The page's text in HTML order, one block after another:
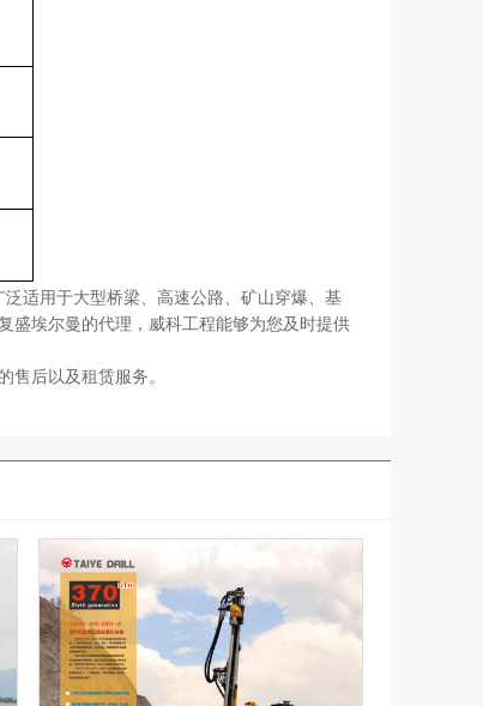
适用于大型桥梁、高速公路、矿山穿爆、基
盛埃尔曼的代理，威科工程能够为您及时提供
售后以及租赁服务。